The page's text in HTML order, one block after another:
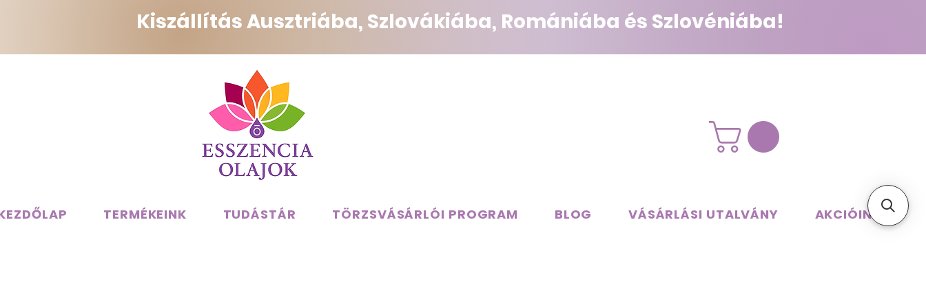
Kiszállítás Ausztriába, Szlovákiába, Romániába és Szlovéniába!
TERMÉKEINK TUDÁSTÁR TÖRZSVÁSÁRLÓI PROGRAM BLOG VÁSÁRLÁSI UTALVÁNY AKCIÓINK